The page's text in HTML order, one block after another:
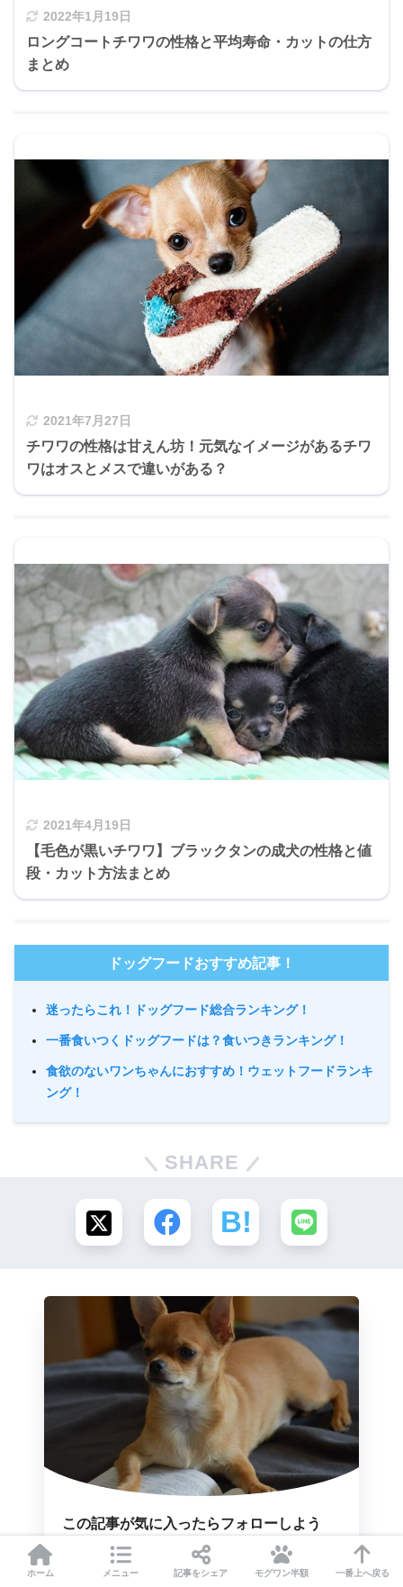
2022年1月19日
ロングコートチワワの性格と平均寿命・カットの仕方
まとめ
2021年7月27日
チワワの性格は甘えん坊！元気なイメージがあるチワ
ワはオスとメスで違いがある？
2021年4月19日
【毛色が黒いチワワ】ブラックタンの成犬の性格と値
段・カット方法まとめ
ドッグフードおすすめ記事！
迷ったらこれ！ドッグフード総合ランキング！
一番食いつくドッグフードは？食いつきランキング！
食欲のないワンちゃんにおすすめ！ウェットフードランキ
ング！
SHARE
この記事が気に入ったらフォローしよう
ホーム メニュー 記事をシェア モグワン半額 一番上へ戻る